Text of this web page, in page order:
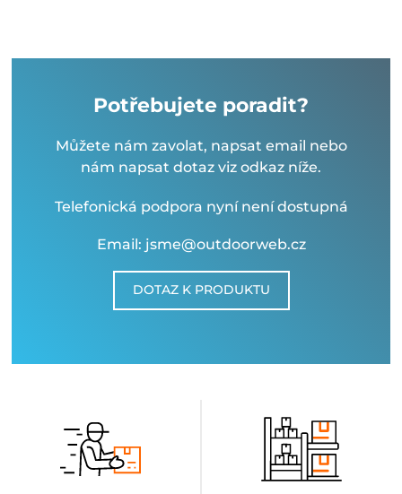
Potřebujete poradit?
Můžete nám zavolat, napsat email nebo
nám napsat dotaz viz odkaz níže.
Telefonická podpora nyní není dostupná
Email: jsme@outdoorweb.cz
DOTAZ K PRODUKTU